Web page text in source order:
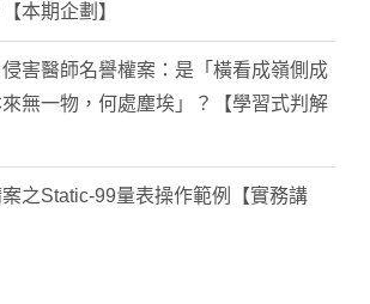
本期企劃】
侵害醫師名譽權案：是「橫看成嶺側成
無一物，何處塵埃」？【學習式判解
之Static-99量表操作範例【實務講